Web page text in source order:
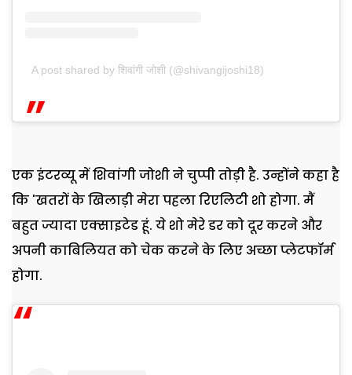
A post shared by शिवांगी जोशी (@shivangijoshi18)
एक इंटरव्यू में शिवांगी जोशी ने चुप्पी तोड़ी है. उन्होंने कहा है
कि 'खतरों के खिलाड़ी मेरा पहला रिएलिटी शो होगा. मैं
बहुत ज्यादा एक्साइटेड हूं. ये शो मेरे डर को दूर करने और
अपनी काबिलियत को चेक करने के लिए अच्छा प्लेटफॉर्म
होगा.